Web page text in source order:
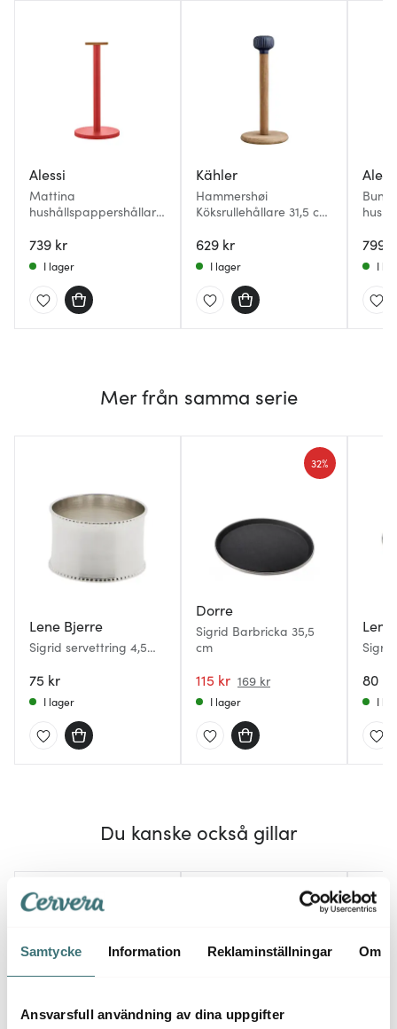
Samtycke Information Reklaminställningar Om
Ansvarsfull användning av dina uppgifter
Alessi
Mattina
hushållspappershållare
739 kr
I lager
Kähler
Hammershøi
Köksrullehållare 31,5 cm
629 kr
I lager
799
I
Mer från samma serie
Lene Bjerre
Sigrid servettring 4,5
75 kr
I lager
Dorre
Sigrid Barbricka 35,5
cm
115 kr 169 kr
32%
I lager
80 kr
I
Du kanske också gillar